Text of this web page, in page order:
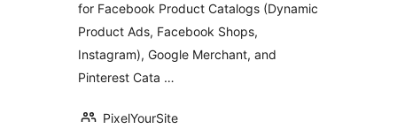
for Facebook Product Catalogs (Dynamic
Product Ads, Facebook Shops,
Instagram), Google Merchant, and
Pinterest Cata …
PixelYourSite